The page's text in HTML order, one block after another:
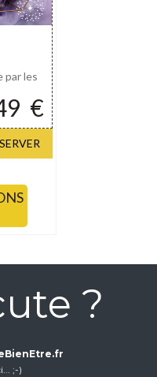
€
par les
?
;-)